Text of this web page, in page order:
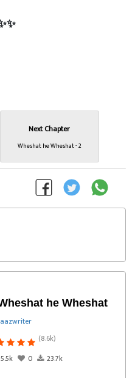
Next Chapter
Wheshat he Wheshat - 2
he Wheshat
(8.6k)
0 23.7k